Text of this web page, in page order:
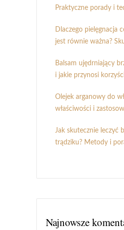
Praktyczne porady i
Dlaczego pielęgnacja
jest równie ważna?
Balsam ujędrniający
i jakie przynosi
Olejek arganowy do
właściwości i
Jak skutecznie leczyć
trądziku? Metody i
Najnowsze